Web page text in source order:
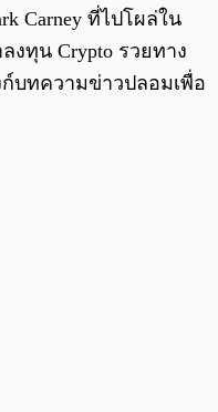
Carney ที่ไปโผล่ใน
งทุน Crypto รวยทาง
บทความข่าวปลอมเพื่อ